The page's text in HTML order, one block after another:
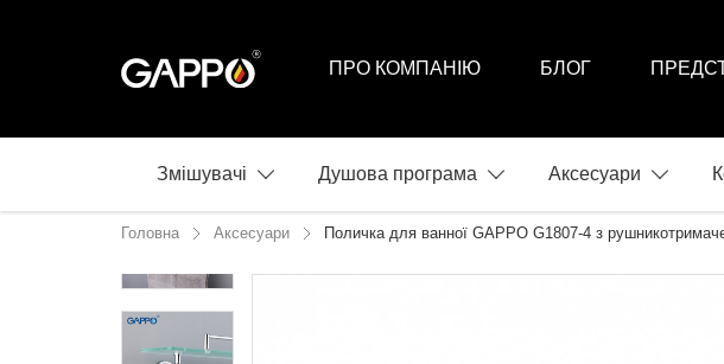
ПРО КОМПАНІЮ БЛОГ
Змішувачі Душова програма Аксесуари
Головна Аксесуари Поличка для ванної GAPPO G1807-4 з